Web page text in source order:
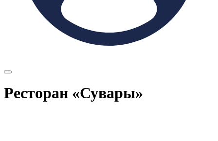
Ресторан «Сувары»